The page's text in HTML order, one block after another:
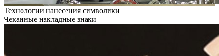
Технологии нанесения символики
Чеканные накладные знаки